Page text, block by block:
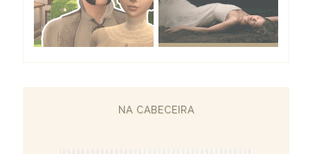
NA CABECEIRA